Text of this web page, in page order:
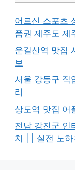
어르신 스포츠
품권 제주도 제
운길산역 맛집
보
서울 강동구 직
리
상도역 맛집 어
전남 강진군 인
치 | | 실전 노하